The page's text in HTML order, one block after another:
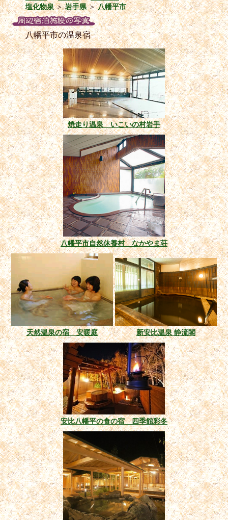
塩化物泉＞岩手県＞八幡平市
八幡平市の温泉宿
焼走り温泉 いこいの村岩手
八幡平市自然休養村 なかやま荘
天然温泉の宿 安暖庭 新安比温泉 静流閣
安比八幡平の食の宿 四季館彩冬